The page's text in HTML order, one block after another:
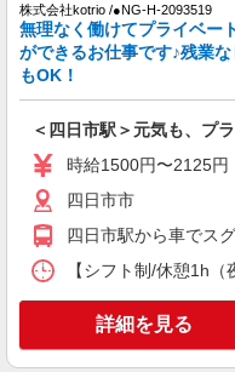
研修で安
時給
通費全支
正社員
アスケア訪問入浴 四日市
月給
途交通費
（月平均
アス
株式会社kotrio /●NG-H-2093519
無理なく働けてプライベー
ができるお仕事です♪残業
もOK！
＜四日市駅＞元気も、プ
時給1500円〜2125
四日市市
四日市駅から車でス
【シフト制/休憩1h
詳細を見る